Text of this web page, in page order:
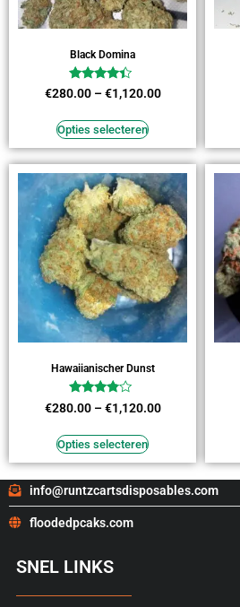
Black Domina
Waardering
4.18
€280.00–€1,120.00
Opties selecteren
Hawaiianischer Dunst
Waardering
3.64
€280.00–€1,120.00
Opties selecteren
info@runtzcartsdisposables.com
floodedpcaks.com
SNEL LINKS